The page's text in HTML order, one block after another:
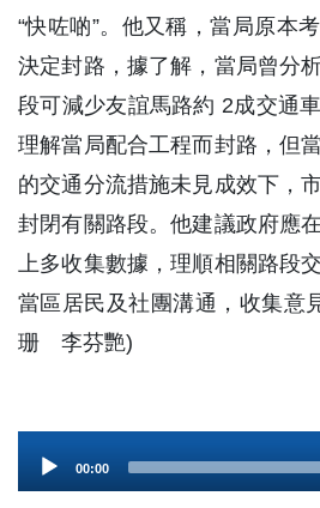
“快咗啲”。他又稱，當局原本
決定封路，據了解，當局曾分
段可減少友誼馬路約 2成交通
理解當局配合工程而封路，但
的交通分流措施未見成效下，
封閉有關路段。他建議政府應
上多收集數據，理順相關路段
當區居民及社團溝通，收集意
珊 李芬艷)
Player
00:00